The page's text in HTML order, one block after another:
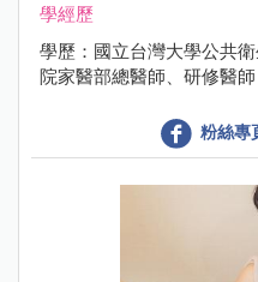
學經歷
學歷：國立台灣大學公共
院家醫部總醫師、研修醫師
粉絲專